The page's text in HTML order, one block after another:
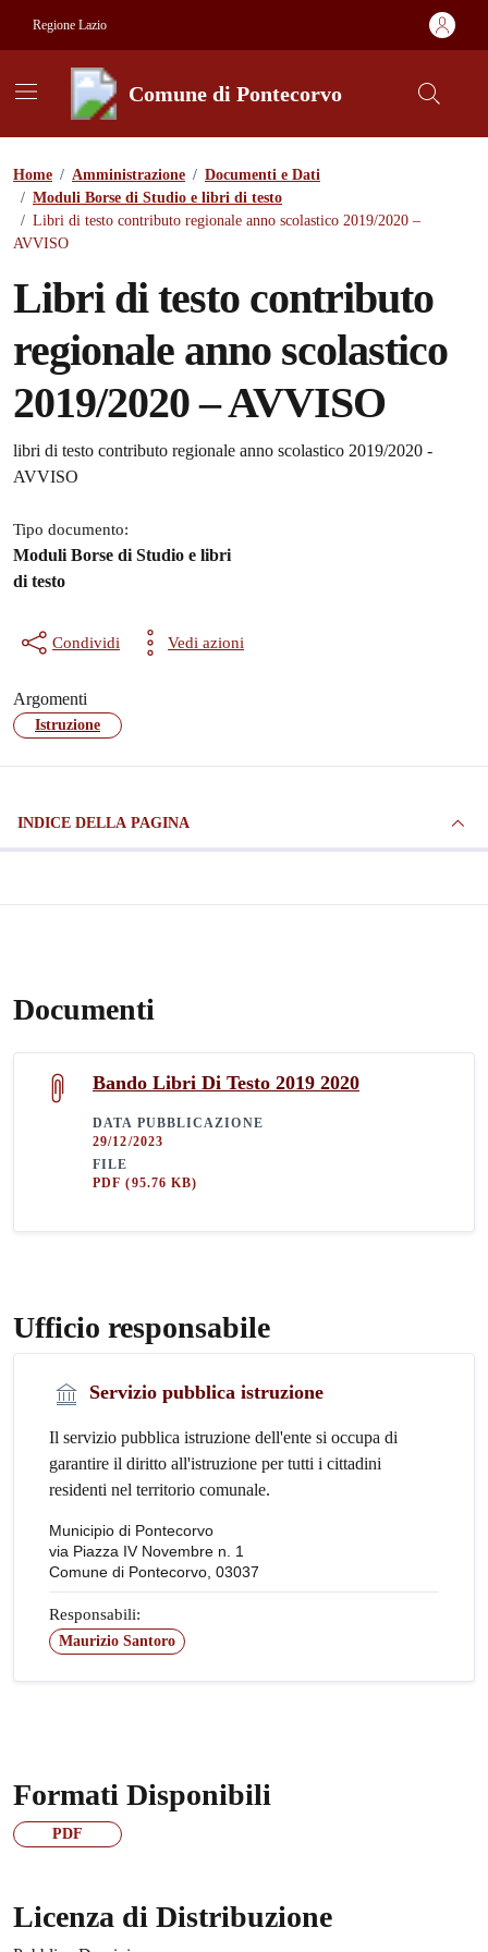
Regione Lazio
Comune di Pontecorvo
Home / Amministrazione / Documenti e Dati
/ Moduli Borse di Studio e libri di testo
/ Libri di testo contributo regionale anno scolastico 2019/2020 –
AVVISO
Libri di testo contributo
regionale anno scolastico
2019/2020 – AVVISO
Dettagli del documento
libri di testo contributo regionale anno scolastico 2019/2020 -
AVVISO
Tipo documento:
Moduli Borse di Studio e libri
di testo
Condividi Vedi azioni
Argomenti
Istruzione
INDICE DELLA PAGINA
Documenti
Bando Libri Di Testo 2019 2020
DATA PUBBLICAZIONE
29/12/2023
FILE
PDF(95.76 KB)
Ufficio responsabile
Servizio pubblica istruzione
Il servizio pubblica istruzione dell'ente si occupa di
garantire il diritto all'istruzione per tutti i cittadini
residenti nel territorio comunale.
Municipio di Pontecorvo
via Piazza IV Novembre n. 1
Comune di Pontecorvo, 03037
Responsabili:
Maurizio Santoro
Formati Disponibili
PDF
Licenza di Distribuzione